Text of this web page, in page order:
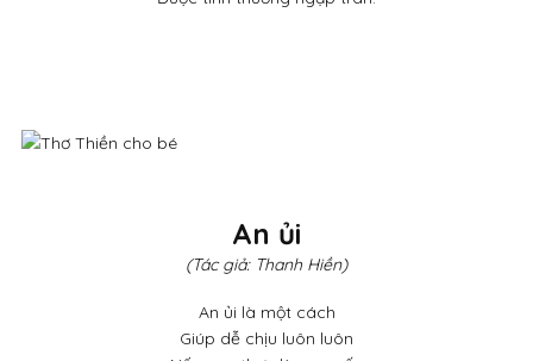
An ủi
(Tác giả: Thanh Hiền)
An ủi là một cách
Giúp dễ chịu luôn luôn